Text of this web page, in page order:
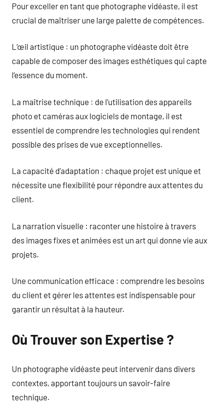
Pour exceller en tant que photographe vidéaste, il est
crucial de maîtriser une large palette de compétences.
L’œil artistique : un photographe vidéaste doit être
capable de composer des images esthétiques qui capte
l’essence du moment.
La maîtrise technique : de l’utilisation des appareils
photo et caméras aux logiciels de montage, il est
essentiel de comprendre les technologies qui rendent
possible des prises de vue exceptionnelles.
La capacité d’adaptation : chaque projet est unique et
nécessite une flexibilité pour répondre aux attentes du
client.
La narration visuelle : raconter une histoire à travers
des images fixes et animées est un art qui donne vie aux
projets.
Une communication efficace : comprendre les besoins
du client et gérer les attentes est indispensable pour
garantir un résultat à la hauteur.
Où Trouver son Expertise ?
Un photographe vidéaste peut intervenir dans divers
contextes, apportant toujours un savoir-faire
technique.